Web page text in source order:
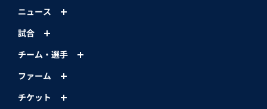
ニュース
試合
チーム・選手
ファーム
チケット